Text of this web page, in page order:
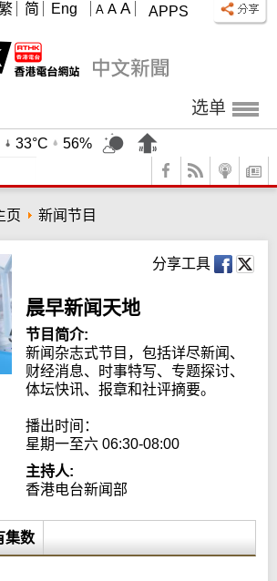
APPS
A A A
简 Eng
选单
33°C
56%
页 新闻节目
分享工具
晨早新闻天地
节目简介:
新闻杂志式节目，包括详尽新闻、
财经消息、时事特写、专题探讨、
体坛快讯、报章和社评摘要。
播出时间：
星期一至六 06:30-08:00
主持人:
香港电台新闻部
集数